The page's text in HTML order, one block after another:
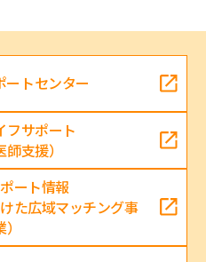
ートセンター
フサポート
師支援）
ート情報
た広域マッチング事